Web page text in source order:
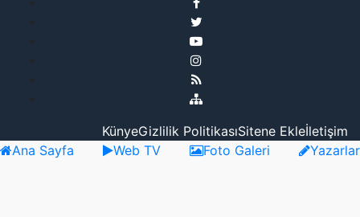
KünyeGizlilik PolitikasıSitene Ekleİletişim
Ana Sayfa
Web TV Foto Galeri Yazarlar